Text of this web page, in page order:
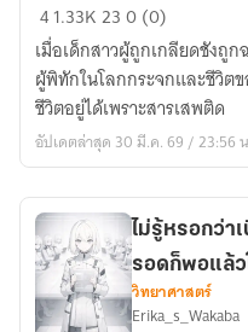
tragedy
of
the
memories
of
a
young
girl
bound
by
the
41.33K230 (0)
เมื่อเด็กสาวผู้ถูกเกลียดชังถูก
ผู้พิทักในโลกกระจกและชีวิต
ชีวิตอยู่ได้เพราะสารเสพติด
อัปเดตล่าสุด 30 มี.ค. 69 / 23:56
ไม่รู้หรอกว่า
รอดก็พอแล้ว
วิทยาศาสตร์
Erika_s_Wakaba